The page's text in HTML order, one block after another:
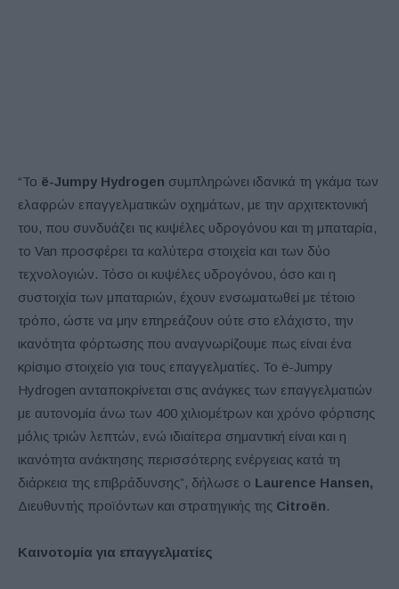
“Το ë-Jumpy Hydrogen συμπληρώνει ιδανικά τη γκάμα των
ελαφρών επαγγελματικών οχημάτων, με την αρχιτεκτονική
του, που συνδυάζει τις κυψέλες υδρογόνου και τη μπαταρία,
το Van προσφέρει τα καλύτερα στοιχεία και των δύο
τεχνολογιών. Τόσο οι κυψέλες υδρογόνου, όσο και η
συστοιχία των μπαταριών, έχουν ενσωματωθεί με τέτοιο
τρόπο, ώστε να μην επηρεάζουν ούτε στο ελάχιστο, την
ικανότητα φόρτωσης που αναγνωρίζουμε πως είναι ένα
κρίσιμο στοιχείο για τους επαγγελματίες. Το ë-Jumpy
Hydrogen ανταποκρίνεται στις ανάγκες των επαγγελματιών
με αυτονομία άνω των 400 χιλιομέτρων και χρόνο φόρτισης
μόλις τριών λεπτών, ενώ ιδιαίτερα σημαντική είναι και η
ικανότητα ανάκτησης περισσότερης ενέργειας κατά τη
διάρκεια της επιβράδυνσης”, δήλωσε ο Laurence Hansen,
Διευθυντής προϊόντων και στρατηγικής της Citroën.
Καινοτομία για επαγγελματίες